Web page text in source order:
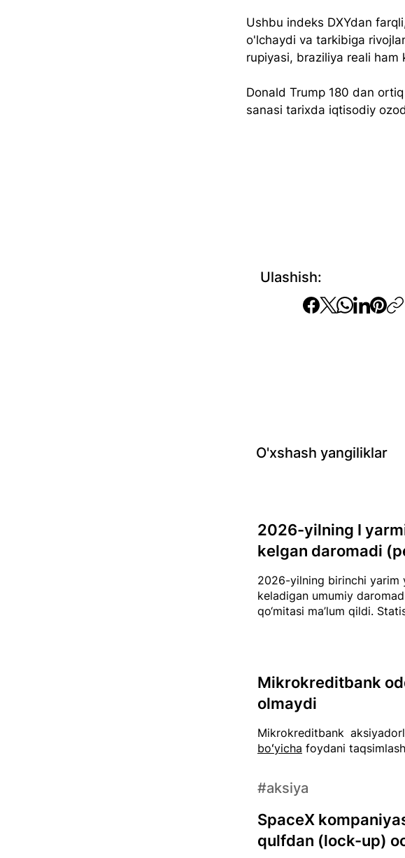
Ulashish:
Ushbu indeks DXYdan
o'lchaydi va tarkibiga
rupiyasi, braziliya reali ham
Donald Trump 180 dan
sanasi tarixda iqtisodiy
O'xshash yangiliklar
2026-yilning birinchi yarim
keladigan umumiy
qo‘mitasi ma’lum qildi.
2026-yilning I
kelgan daromadi
Mikrokreditbank
boʻyicha foydani
Mikrokreditbank
olmaydi
SpaceX
qulfdan (lock-up)
#aksiya